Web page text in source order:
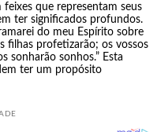
feixes que representam seus
ter significados profundos.
do meu Espírito sobre
filhas profetizarão; os vossos
sonharão sonhos.” Esta
ter um propósito